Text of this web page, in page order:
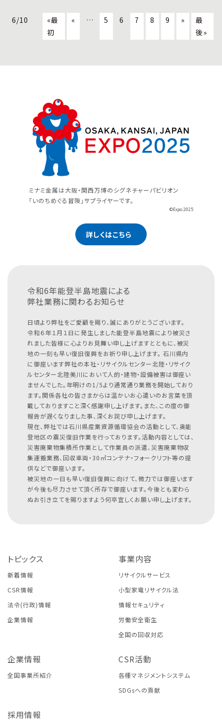
6/10
«最
初
« … 5 6 7 8 9 »
最
後»
ミナミ金属は大阪・関西万博のシグネチャーパビリオン
「いのちめぐる冒険」サプライヤーです。
©Expo 2025
詳しくはこちら
令和6年能登半島地震による
弊社業務に関わるお知らせ
日頃より弊社をご愛顧を賜り、誠にありがとうございます。
令和６年１月１日に発生しました能登半島地震により被災さ
れました皆様に心よりお見舞い申し上げますとともに、被災
地の一刻も早い復旧復興をお祈り申し上げます。 石川県内
に御座います弊社の本社・リサイクルセンター北陸・リサイク
ルセンター北陸美川において人的・建物・設備被害は御座い
ませんでした。年明けの1/5より通常通り業務を開始しており
ます。関係各社の皆さまからは温かいお心遣いのお言葉を頂
戴しておりますこと深く感謝申し上げます。また、この度の御
報告が遅くなりました事、深くお詫び申し上げます。
現在、弊社では石川県産業資源循環協会の活動として、奥能
登地区の震災復旧作業を行っております。活動内容としては、
災害廃棄物集積所作業として作業員の派遣、災害廃棄物収
集運搬業務、回収車両・30㎥コンテナ・フォークリフト等の提
供などで御座います。
被災地の一日も早い復旧復興に向けて、微力では御座います
が今後も尽力させて頂く所存で御座います。今後とも変わら
ぬお引き立てを賜りますよう何卒宜しくお願い申し上げます。
トピックス
新着情報
CSR情報
法令(行政)情報
企業情報
事業内容
リサイクルサービス
小型家電リサイクル法
情報セキュリティ
労働安全衛生
全国の回収対応
企業情報
全国事業所紹介
CSR活動
各種マネジメントシステム
SDGsへの貢献
採用情報